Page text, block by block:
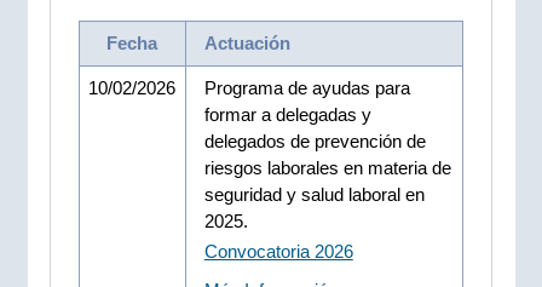
Fecha Actuación
10/02/2026
Programa de ayudas para
formar a delegadas y
delegados de prevención de
riesgos laborales en materia de
seguridad y salud laboral en
2025.
Convocatoria 2026